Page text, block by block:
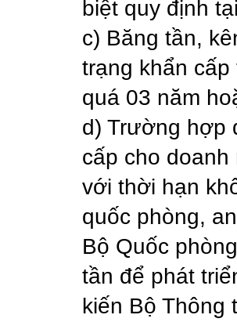
biệt quy định
c) Băng tần,
trạng khẩn
quá 03 năm
d) Trường hợp
cấp cho
với thời hạn
quốc phòng,
Bộ Quốc
tần để phát
kiến Bộ Thông